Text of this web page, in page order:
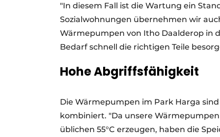
"In diesem Fall ist die Wartung ein
Sozialwohnungen übernehmen wir
Wärmepumpen von Itho Daalderop in
Bedarf schnell die richtigen Teile
Hohe Abgriffsfähigkeit
Die Wärmepumpen im Park Harga
kombiniert. "Da unsere
üblichen 55°C erzeugen, haben die